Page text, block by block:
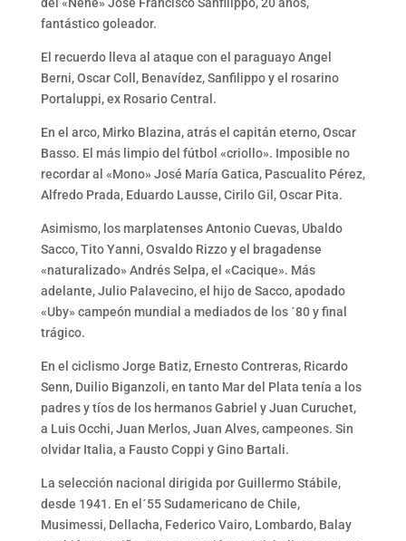
fantástico goleador.
El recuerdo lleva al ataque con el paraguayo Angel
Berni, Oscar Coll, Benavídez, Sanfilippo y el rosarino
Portaluppi, ex Rosario Central.
En el arco, Mirko Blazina, atrás el capitán eterno, Oscar
Basso. El más limpio del fútbol «criollo». Imposible no
recordar al «Mono» José María Gatica, Pascualito Pérez,
Alfredo Prada, Eduardo Lausse, Cirilo Gil, Oscar Pita.
Asimismo, los marplatenses Antonio Cuevas, Ubaldo
Sacco, Tito Yanni, Osvaldo Rizzo y el bragadense
«naturalizado» Andrés Selpa, el «Cacique». Más
adelante, Julio Palavecino, el hijo de Sacco, apodado
«Uby» campeón mundial a mediados de los ´80 y final
trágico.
En el ciclismo Jorge Batiz, Ernesto Contreras, Ricardo
Senn, Duilio Biganzoli, en tanto Mar del Plata tenía a los
padres y tíos de los hermanos Gabriel y Juan Curuchet,
a Luis Occhi, Juan Merlos, Juan Alves, campeones. Sin
olvidar Italia, a Fausto Coppi y Gino Bartali.
La selección nacional dirigida por Guillermo Stábile,
desde 1941. En el´55 Sudamericano de Chile,
Musimessi, Dellacha, Federico Vairo, Lombardo, Balay